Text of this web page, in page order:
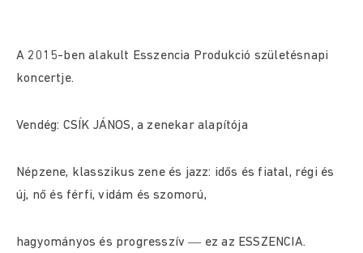
A 2015-ben alakult Esszencia Produkció születésnapi
koncertje.
Vendég: CSÍK JÁNOS, a zenekar alapítója
Népzene, klasszikus zene és jazz: idős és fiatal, régi és
új, nő és férfi, vidám és szomorú,
hagyományos és progresszív ― ez az ESSZENCIA.